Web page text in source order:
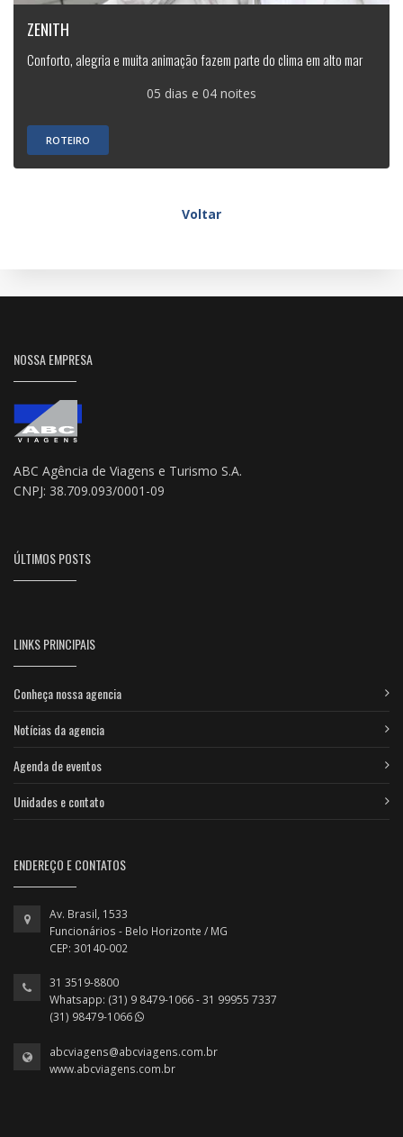
ZENITH
Conforto, alegria e muita animação fazem parte do clima em alto mar
05 dias e 04 noites
ROTEIRO
Voltar
NOSSA EMPRESA
ABC Agência de Viagens e Turismo S.A.
CNPJ: 38.709.093/0001-09
ÚLTIMOS POSTS
LINKS PRINCIPAIS
Conheça nossa agencia
Notícias da agencia
Agenda de eventos
Unidades e contato
ENDEREÇO E CONTATOS
Av. Brasil, 1533
Funcionários - Belo Horizonte / MG
CEP: 30140-002
31 3519-8800
Whatsapp: (31) 9 8479-1066 - 31 99955 7337
(31) 98479-1066
abcviagens@abcviagens.com.br
www.abcviagens.com.br